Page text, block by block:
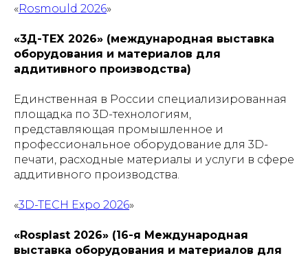
«Rosmould 2026»
«3Д-ТЕХ 2026» (международная выставка
оборудования и материалов для
аддитивного производства)
Единственная в России специализированная
площадка по 3D-технологиям,
представляющая промышленное и
профессиональное оборудование для 3D-
печати, расходные материалы и услуги в сфере
аддитивного производства.
«3D-TECH Expo 2026»
«Rosplast 2026» (16-я Международная
выставка оборудования и материалов для